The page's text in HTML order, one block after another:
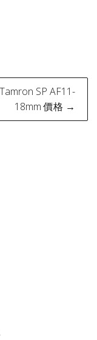
Tamron SP AF11-
18mm 價格 →